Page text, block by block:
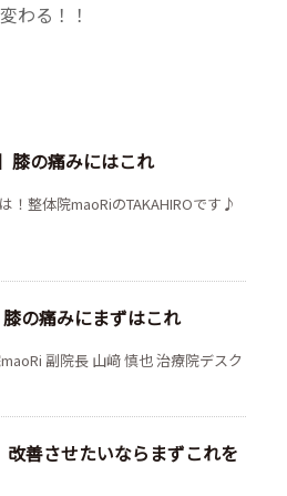
わる！！
膝の痛みにはこれ
！整体院maoRiのTAKAHIROです♪
膝の痛みにまずはこれ
副院長 山﨑 慎也 治療院デスク
改善させたいならまずこれを